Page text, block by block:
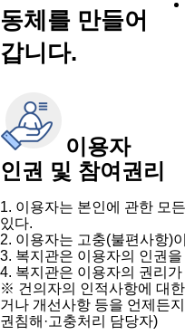
동체를 만들어
갑니다.
이용자
인권 및 참여권리
1. 이용자는 본인에 관한 모
있다.
2. 이용자는 고충(불편사항)
3. 복지관은 이용자의 인권
4. 복지관은 이용자의 권리
※ 건의자의 인적사항에 대
거나 개선사항 등을 언제든
권침해·고충처리 담당자)